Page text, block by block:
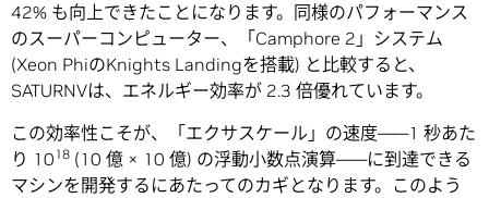
42% も向上できたことになります。同様のパフォーマンス
のスーパーコンピューター、「Camphore 2」システム
(Xeon PhiのKnights Landingを搭載) と比較すると、
SATURNVは、エネルギー効率が 2.3 倍優れています。
この効率性こそが、「エクサスケール」の速度――1 秒あた
り 10 18 (10 億 × 10 億) の浮動小数点演算――に到達できる
マシンを開発するにあたってのカギとなります。このよう